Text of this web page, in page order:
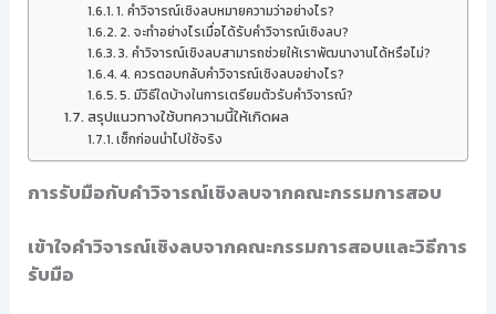
1. คำวิจารณ์เชิงลบหมายความว่าอย่างไร?
2. จะทำอย่างไรเมื่อได้รับคำวิจารณ์เชิงลบ?
3. คำวิจารณ์เชิงลบสามารถช่วยให้เราพัฒนางานได้หรือไม่?
4. ควรตอบกลับคำวิจารณ์เชิงลบอย่างไร?
5. มีวิธีใดบ้างในการเตรียมตัวรับคำวิจารณ์?
สรุปแนวทางใช้บทความนี้ให้เกิดผล
เช็กก่อนนำไปใช้จริง
การรับมือกับคำวิจารณ์เชิงลบจากคณะกรรมการสอบ
เข้าใจคำวิจารณ์เชิงลบจากคณะกรรมการสอบและวิธีการ
รับมือ